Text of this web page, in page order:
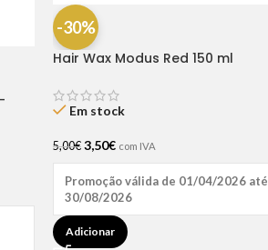
-30%
Hair Wax Modus Red 150 ml
Em stock
5,00€ 3,50€ com IVA
Promoção válida de 01/04/2026 até
30/08/2026
Adicionar